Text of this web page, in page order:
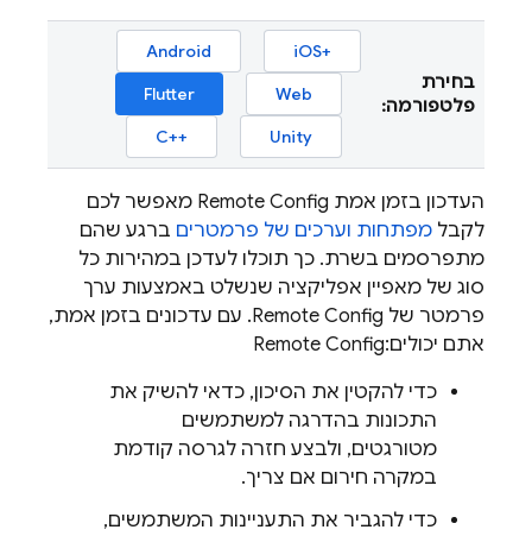
בחירת
פלטפורמה:
iOS+‎
Android
Web
Flutter
Unity
C++‎
העדכון בזמן אמת Remote Config מאפשר לכם
לקבל מפתחות וערכים של פרמטרים ברגע שהם
מתפרסמים בשרת. כך תוכלו לעדכן במהירות כל
סוג של מאפיין אפליקציה שנשלט באמצעות ערך
פרמטר של Remote Config. עם עדכונים בזמן אמת,
אתם יכולים:Remote Config
כדי להקטין את הסיכון, כדאי להשיק את
התכונות בהדרגה למשתמשים
מטורגטים, ולבצע חזרה לגרסה קודמת
במקרה חירום אם צריך.
כדי להגביר את התעניינות המשתמשים,